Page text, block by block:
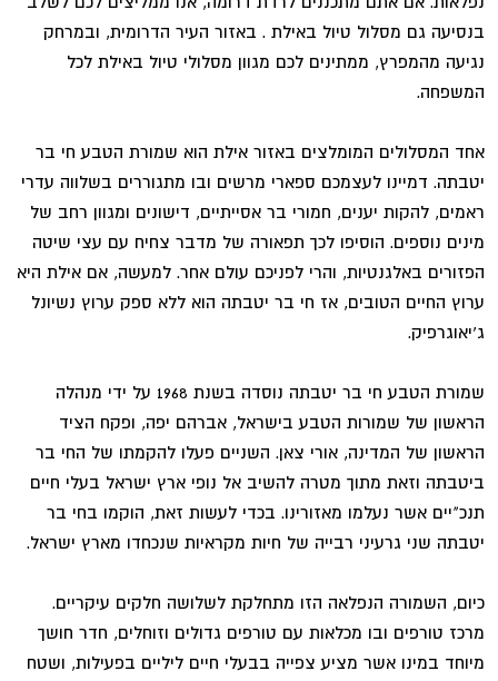
בנסיעה גם מסלול טיול באילת . באזור העיר הדרומית, ובמרחק
נגיעה מהמפרץ, ממתינים לכם מגוון מסלולי טיול באילת לכל
המשפחה.
אחד המסלולים המומלצים באזור אילת הוא שמורת הטבע חי בר
יטבתה. דמיינו לעצמכם ספארי מרשים ובו מתגוררים בשלווה עדרי
ראמים, להקות יענים, חמורי בר אסייתיים, דישונים ומגוון רחב של
מינים נוספים. הוסיפו לכך תפאורה של מדבר צחיח עם עצי שיטה
הפזורים באלגנטיות, והרי לפניכם עולם אחר. למעשה, אם אילת היא
ערוץ החיים הטובים, אז חי בר יטבתה הוא ללא ספק ערוץ נשיונל
ג'יאוגרפיק.
שמורת הטבע חי בר יטבתה נוסדה בשנת 1968 על ידי מנהלה
הראשון של שמורות הטבע בישראל, אברהם יפה, ופקח הציד
הראשון של המדינה, אורי צאן. השניים פעלו להקמתו של החי בר
ביטבתה וזאת מתוך מטרה להשיב אל נופי ארץ ישראל בעלי חיים
תנכ"יים אשר נעלמו מאזורינו. בכדי לעשות זאת, הוקמו בחי בר
יטבתה שני גרעיני רבייה של חיות מקראיות שנכחדו מארץ ישראל.
כיום, השמורה הנפלאה הזו מתחלקת לשלושה חלקים עיקריים.
מרכז טורפים ובו מכלאות עם טורפים גדולים וזוחלים, חדר חושך
מיוחד במינו אשר מציע צפייה בבעלי חיים ליליים בפעילות, ושטח